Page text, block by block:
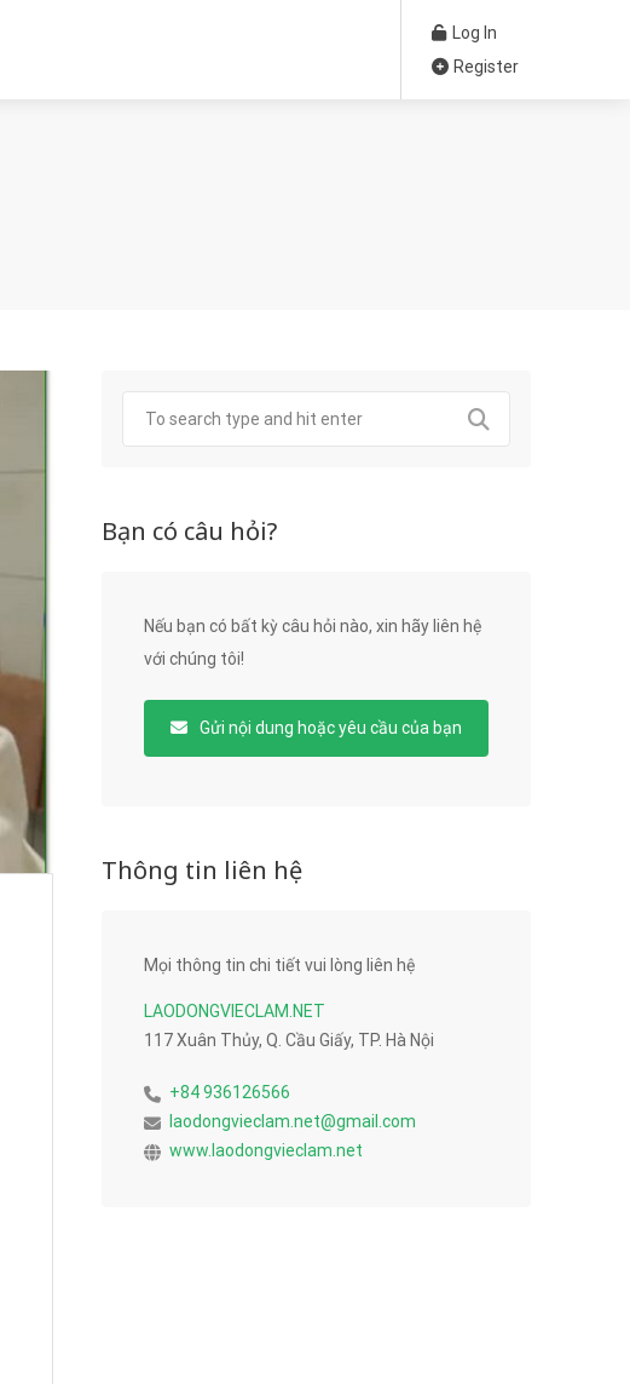
Log In
Register
Bạn có câu hỏi?
Nếu bạn có bất kỳ câu hỏi nào, xin hãy liên hệ
với chúng tôi!
Gửi nội dung hoặc yêu cầu của bạn
Thông tin liên hệ
Mọi thông tin chi tiết vui lòng liên hệ
LAODONGVIECLAM.NET
117 Xuân Thủy, Q. Cầu Giấy, TP. Hà Nội
+84 936126566
laodongvieclam.net@gmail.com
www.laodongvieclam.net